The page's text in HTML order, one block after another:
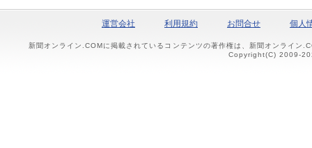
運営会社 利用規約 お問合せ 個人
新聞オンライン.COMに掲載されているコンテンツの著作権は、新聞オンライン
Copyright(C) 2009-